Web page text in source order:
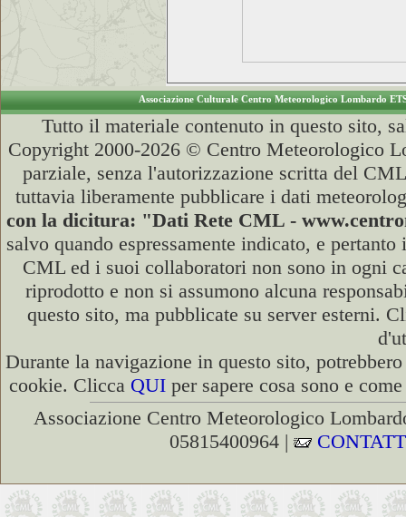
Associazione Culturale Centro Meteorologico Lombardo
Tutto il materiale contenuto in questo sito,
Copyright 2000-2026 © Centro Meteorologico
parziale, senza l'autorizzazione scritta del
tuttavia liberamente pubblicare i dati
con la dicitura: "Dati Rete CML -
salvo quando espressamente indicato, e
CML ed i suoi collaboratori non sono in ogni
riprodotto e non si assumono alcuna
questo sito, ma pubblicate su server esterni.
Durante la navigazione in questo sito,
cookie. Clicca QUI per sapere cosa sono e
Associazione Centro Meteorologico
05815400964 |